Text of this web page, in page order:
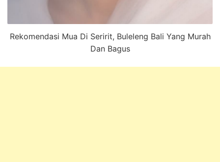
Rekomendasi Mua Di Seririt, Buleleng Bali Yang Murah
Dan Bagus